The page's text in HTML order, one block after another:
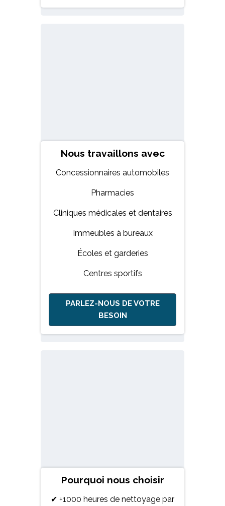
Nous travaillons avec
Concessionnaires automobiles
Pharmacies
Cliniques médicales et dentaires
Immeubles à bureaux
Écoles et garderies
Centres sportifs
PARLEZ-NOUS DE VOTRE
BESOIN
Pourquoi nous choisir
✔ +1000 heures de nettoyage par